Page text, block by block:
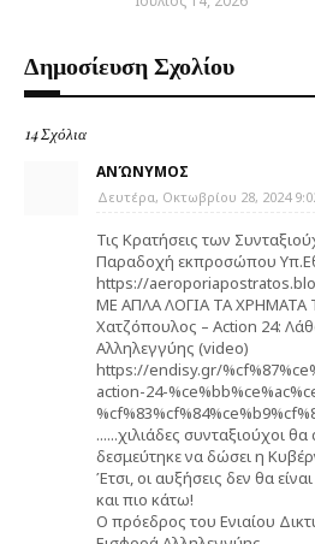
Δημοσίευση Σχολίου
14 Σχόλια
ΑΝΏΝΥΜΟΣ
Δευτέρα, Οκτωβρίου 28, 2024
Τις Κρατήσεις των
Παραδοχή εκπροσώπου
https://
ΜΕ ΑΠΛΑ ΛΟΓΙΑ ΤΑ ΧΡΗΜΑΤΑ
Χατζόπουλος – Action 24:
Αλληλεγγύης (video)
https://endisy.gr/
action-24-
......χιλιάδες συνταξιούχοι
δεσμεύτηκε να δώσει η
Έτσι, οι αυξήσεις δεν θα
και πιο κάτω!
Ο πρόεδρος του Ενιαίου